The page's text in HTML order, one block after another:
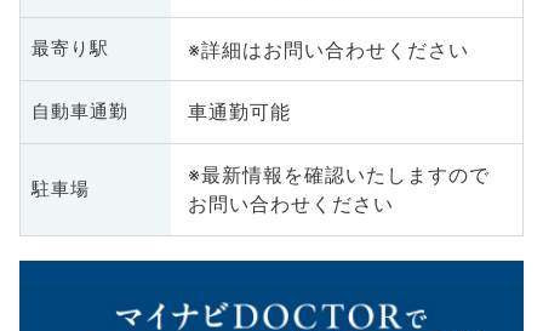
最寄り駅 ※詳細はお問い合わせください
自動車通勤 車通勤可能
駐車場
※最新情報を確認いたしますので
お問い合わせください